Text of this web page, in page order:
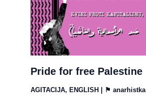
Pride for free Palestine
AGITACIJA, ENGLISH | ⚑ anarhistka